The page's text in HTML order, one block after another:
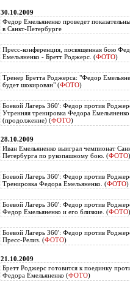
30.10.2009
Федор Емельяненко проведет
в Санкт-Петербурге
Пресс-конференция, посвященная бою
Емельяненко - Бретт Роджерс. (ФОТО)
Тренер Бретта Роджерса: "Федор
будет шокирован" (ФОТО)
Боевой Лагерь 360': Федор против
Утренняя тренировка Федора Емельяненко
(продолжение) (ФОТО)
28.10.2009
Иван Емельяненко выиграл чемпионат
Петербурга по рукопашному бою. (ФОТО)
Боевой Лагерь 360': Федор против
Тренировка Федора Емельяненко. (ФОТО)
Боевой Лагерь 360': Федор против
Федор Емельяненко и его близкие. (ФОТО)
Боевой Лагерь 360': Федор против
Пресс-Релиз. (ФОТО)
21.10.2009
Бретт Роджерс готовится к поединку
Федора Емельяненко (ФОТО)